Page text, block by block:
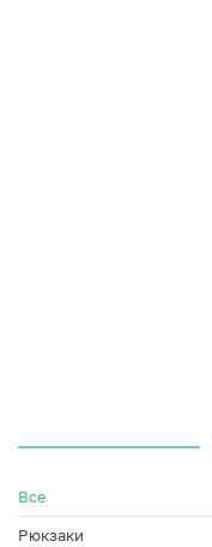
Все
Рюкзаки